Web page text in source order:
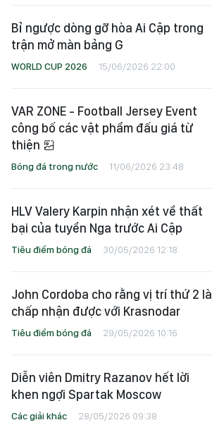
Bỉ ngược dòng gỡ hòa Ai Cập trong
trận mở màn bảng G
WORLD CUP 2026 15/06/2026 22:00
VAR ZONE - Football Jersey Event
công bố các vật phẩm đấu giá từ
thiện
Bóng đá trong nước 11/06/2026 23:48
HLV Valery Karpin nhận xét về thất
bại của tuyển Nga trước Ai Cập
Tiêu điểm bóng đá 30/05/2026 12:18
John Cordoba cho rằng vị trí thứ 2 là
chấp nhận được với Krasnodar
Tiêu điểm bóng đá 29/05/2026 10:16
Diễn viên Dmitry Razanov hết lời
khen ngợi Spartak Moscow
Các giải khác 28/05/2026 09:38